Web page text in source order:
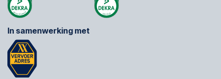
In samenwerking met